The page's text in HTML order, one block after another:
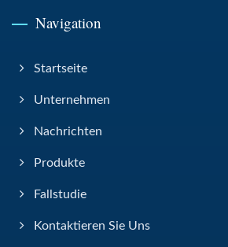
Navigation
Startseite
Unternehmen
Nachrichten
Produkte
Fallstudie
Kontaktieren Sie Uns